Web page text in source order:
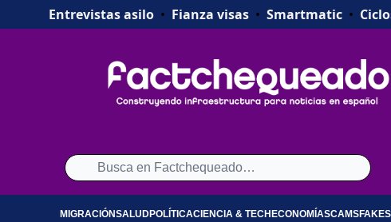
Entrevistas asilo• Fianza visas• Smartmatic•
MIGRACIÓNSALUDPOLÍTICACIENCIA & TECH ECONOMÍASCAMS